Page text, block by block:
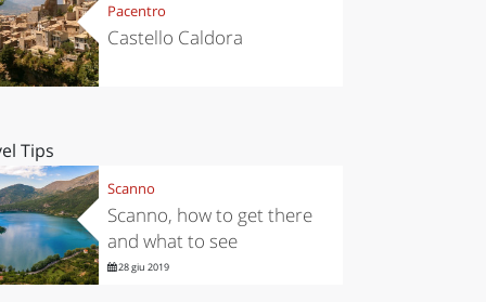
Pacentro
Castello Caldora
Tips
Scanno
Scanno, how to get there
and what to see
28 giu 2019